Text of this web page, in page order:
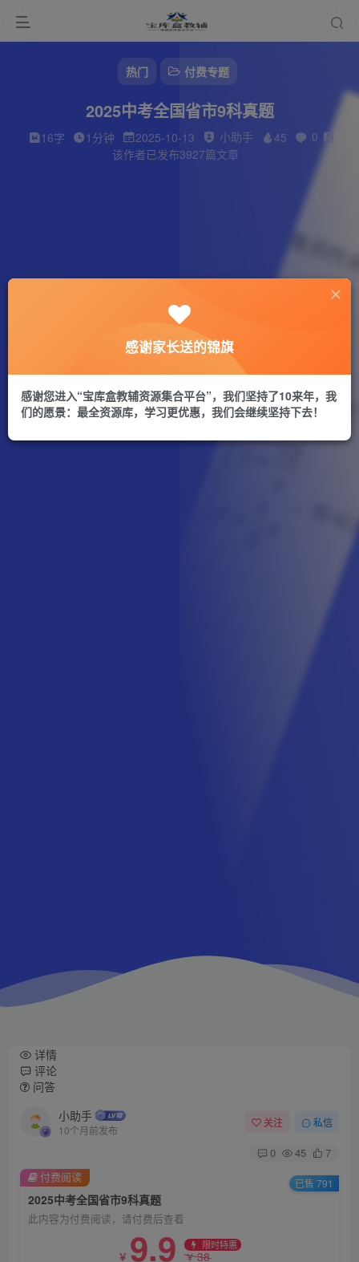
热门 付费专题
2025中考全国省市9科真题
16字 1分钟 2025-10-13 小助手 45
0
该作者已发布3927篇文章
详情
评论
问答
小助手
10个月前发布
关注 私信
0 45 7
2025中考全国省市9科真题
此内容为付费阅读，请付费后查看
￥ 9.9 限时特惠
￥38
付费阅读 已售 791
感谢家长送的锦旗
感谢您进入“宝库盒教辅资源集合平台”，我们坚持了10来年，我
们的愿景：最全资源库，学习更优惠，我们会继续坚持下去！